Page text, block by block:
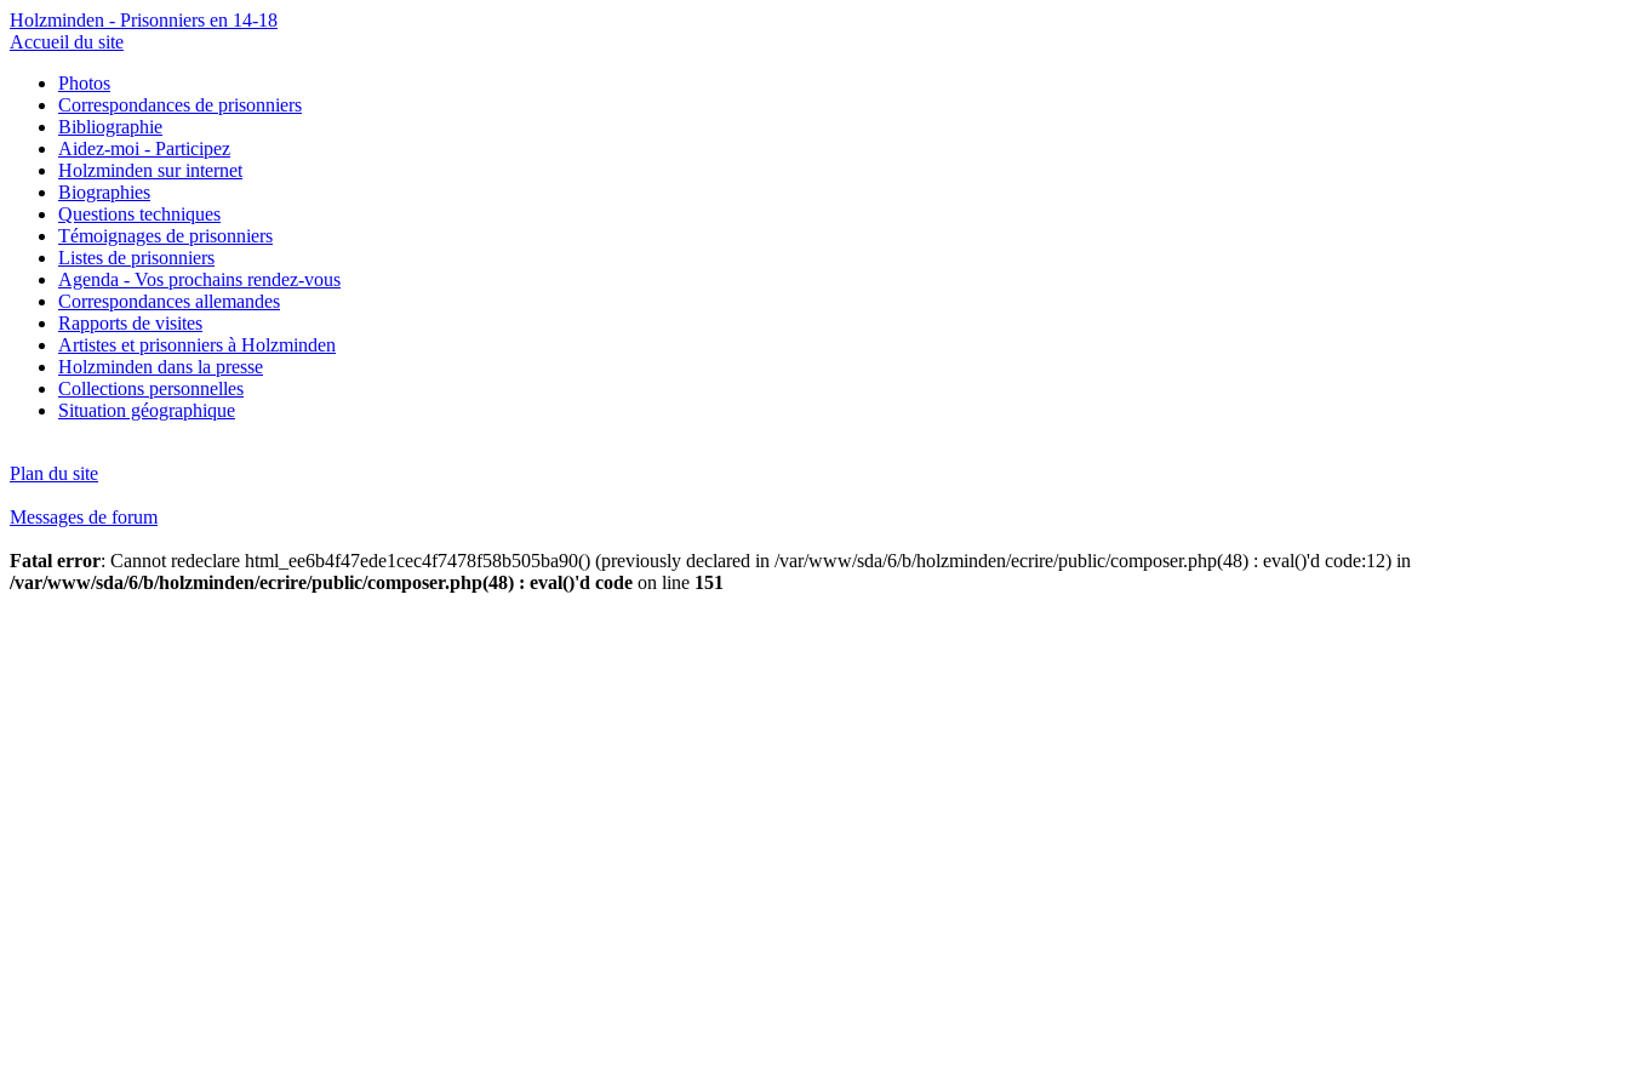
Holzminden - Prisonniers en 14-18
Accueil du site
Photos
Correspondances de prisonniers
Bibliographie
Aidez-moi - Participez
Holzminden sur internet
Biographies
Questions techniques
Témoignages de prisonniers
Listes de prisonniers
Agenda - Vos prochains rendez-vous
Correspondances allemandes
Rapports de visites
Artistes et prisonniers à Holzminden
Holzminden dans la presse
Collections personnelles
Situation géographique
Plan du site
Messages de forum
Fatal error: Cannot redeclare html_ee6b4f47ede1cec4f7478f58b505ba90() (previously declared in /var/www/sda/6/b/holzminden/ecrire/public/composer.php(48) : eval()'d code:12) in
/var/www/sda/6/b/holzminden/ecrire/public/composer.php(48) : eval()'d code on line 151